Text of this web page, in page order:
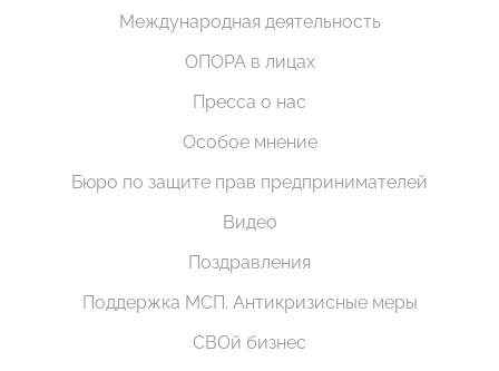
Международная деятельность
ОПОРА в лицах
Пресса о нас
Особое мнение
Бюро по защите прав предпринимателей
Видео
Поздравления
Поддержка МСП. Антикризисные меры
СВОй бизнес